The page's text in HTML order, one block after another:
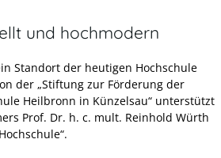
und hochmodern
Standort der heutigen Hochschule
der „Stiftung zur Förderung der
Heilbronn in Künzelsau“ unterstützt
Prof. Dr. h. c. mult. Reinhold Würth